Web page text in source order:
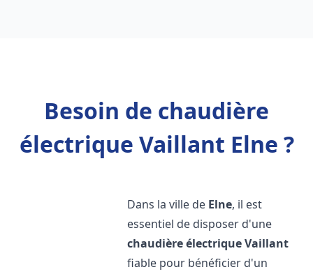
Besoin de chaudière
électrique Vaillant Elne ?
Dans la ville de Elne, il est
essentiel de disposer d'une
chaudière électrique Vaillant
fiable pour bénéficier d'un